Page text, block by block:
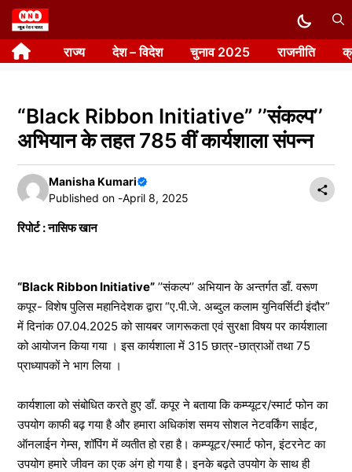
Skip
to
content राज्य देश – विदेश चुनाव 2025 राजनीति
“Black Ribbon Initiative” ’’संकल्प’’
अभियान के तहत 785 वीं कार्यशाला संपन्न
Manisha Kumari
Published on -April 8, 2025
रिपोर्ट : नासिफ खान
“Black Ribbon Initiative” ’’संकल्प’’ अभियान के अन्तर्गत डॉं. वरूण
कपूर- विशेष पुलिस महानिदेशक द्वारा “ए.पी.जे. अब्दुल कलाम युनिवर्सिटी इंदौर”
में दिनांक 07.04.2025 को सायबर जागरूकता एवं सुरक्षा विषय पर कार्यशाला
को आयोजन किया गया । इस कार्यशाला में 315 छात्र-छात्राओं तथा 75
प्राध्यापकों ने भाग लिया ।
कार्यशाला को संबोधित करते हुए डॉं. कपूर ने बताया कि कम्प्यूटर/स्मार्ट फोन का
उपयोग काफी बढ़ गया है और हमारा अधिकांश समय सोशल नेटवर्किंग साईट,
ऑनलाईन गेम्स, शॉपिंग में व्यतीत हो रहा है। कम्प्यूटर/स्मार्ट फोन, इंटरनेट का
उपयोग हमारे जीवन का एक अंग हो गया है। इनके बढ़ते उपयोग के साथ ही